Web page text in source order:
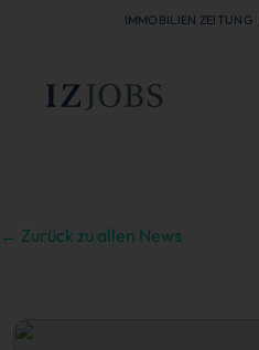
IMMOBILIEN ZEITUNG
← Zurück zu allen News